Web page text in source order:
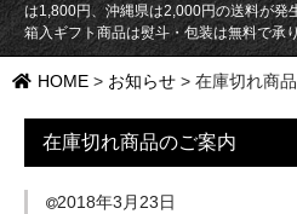
は1,800円、沖縄県は2,000円の送料が発
箱入ギフト商品は熨斗・包装は無料で承
HOME
商品一覧
HOME > お知らせ > 在庫切れ商
在庫切れ商品のご案内
2018年3月23日